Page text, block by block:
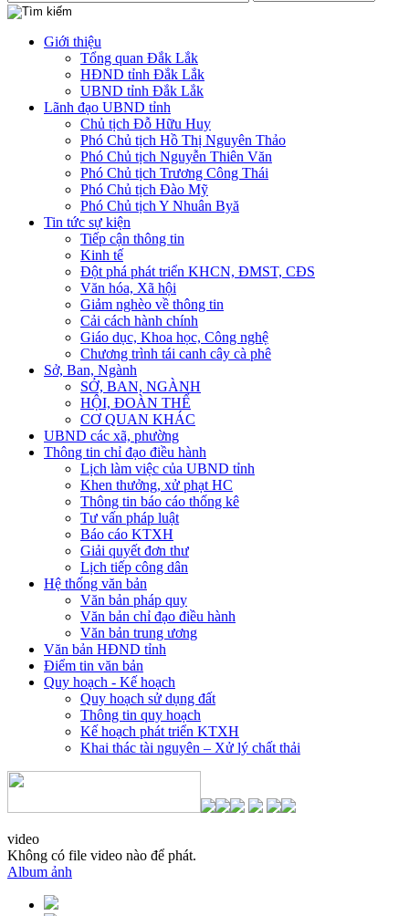
Giới thiệu
Tổng quan Đắk Lắk
HĐND tỉnh Đắk Lắk
UBND tỉnh Đắk Lắk
Lãnh đạo UBND tỉnh
Chủ tịch Đỗ Hữu Huy
Phó Chủ tịch Hồ Thị Nguyên Thảo
Phó Chủ tịch Nguyễn Thiên Văn
Phó Chủ tịch Trương Công Thái
Phó Chủ tịch Đào Mỹ
Phó Chủ tịch Y Nhuân Byă
Tin tức sự kiện
Tiếp cận thông tin
Kinh tế
Đột phá phát triển KHCN, ĐMST, CĐS
Văn hóa, Xã hội
Giảm nghèo về thông tin
Cải cách hành chính
Giáo dục, Khoa học, Công nghệ
Chương trình tái canh cây cà phê
Sở, Ban, Ngành
SỞ, BAN, NGÀNH
HỘI, ĐOÀN THỂ
CƠ QUAN KHÁC
UBND các xã, phường
Thông tin chỉ đạo điều hành
Lịch làm việc của UBND tỉnh
Khen thưởng, xử phạt HC
Thông tin báo cáo thống kê
Tư vấn pháp luật
Báo cáo KTXH
Giải quyết đơn thư
Lịch tiếp công dân
Hệ thống văn bản
Văn bản pháp quy
Văn bản chỉ đạo điều hành
Văn bản trung ương
Văn bản HĐND tỉnh
Điểm tin văn bản
Quy hoạch - Kế hoạch
Quy hoạch sử dụng đất
Thông tin quy hoạch
Kế hoạch phát triển KTXH
Khai thác tài nguyên – Xử lý chất thải
video
Không có file video nào để phát.
Album ảnh